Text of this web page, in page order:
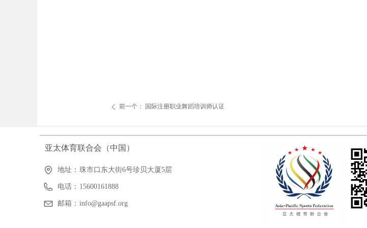
ꄴ 前一个： 国际注册职业舞蹈培训师认证
地址： 珠市口东大街6号珍贝大厦5层
电话： 15600161888
邮箱： info@gaapsf.org
亚太体育联合会（中国）